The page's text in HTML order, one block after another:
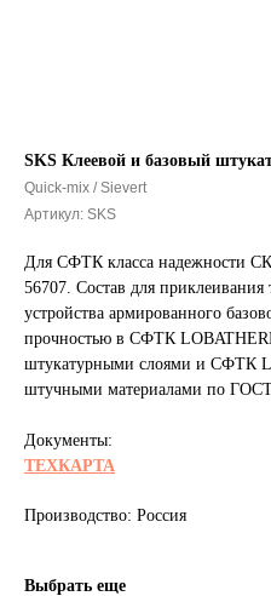
SKS Клеевой и базовый
Quick-mix / Sievert
Артикул: SKS
Для СФТК класса надежности
56707. Состав для
устройства армированного
прочностью в СФТК
штукатурными слоями и СФТК
штучными материалами по
Документы:
ТЕХКАРТА
Производство: Россия
Выбрать еще